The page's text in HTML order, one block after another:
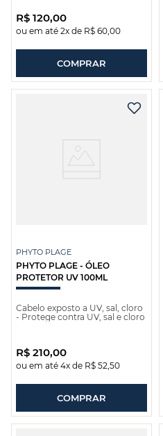
R$ 120,00
ou em até 2x de R$ 60,00
COMPRAR
PHYTO PLAGE
PHYTO PLAGE - ÓLEO
PROTETOR UV 100ML
Cabelo exposto a UV, sal, cloro
- Protege contra UV, sal e cloro
R$ 210,00
ou em até 4x de R$ 52,50
COMPRAR